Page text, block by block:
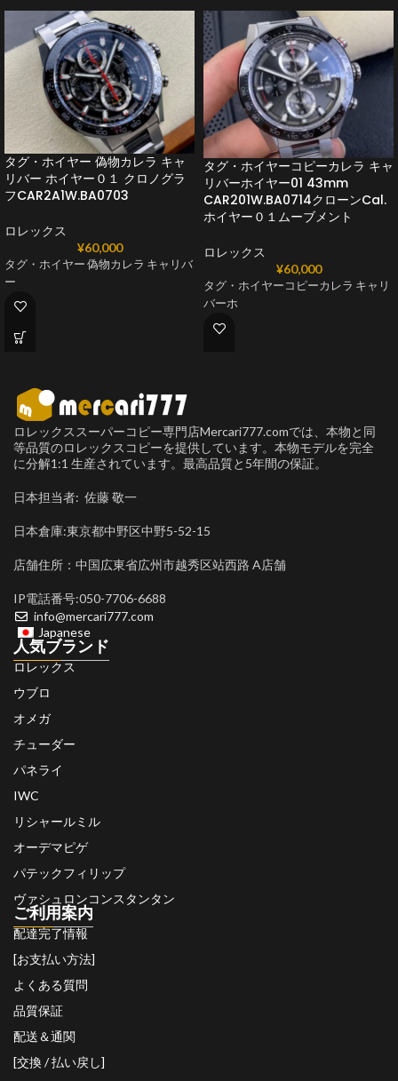
タグ・ホイヤー 偽物カレラ キャ
リバー ホイヤー０１ クロノグラ
フCAR2A1W.BA0703
ロレックス
¥60,000
タグ・ホイヤー 偽物カレラ キャリバ
ー
タグ・ホイヤーコピーカレラ キャ
リバーホイヤー01 43mm
CAR201W.BA0714クローンCal.
ホイヤー０１ムーブメント
ロレックス
¥60,000
タグ・ホイヤーコピーカレラ キャリ
バーホ
ロレックススーパーコピー専門店Mercari777.comでは、本物と同
等品質のロレックスコピーを提供しています。本物モデルを完全
に分解1:1 生産されています。最高品質と5年間の保証。
日本担当者: 佐藤 敬一
日本倉庫:東京都中野区中野5-52-15
店舗住所：中国広東省広州市越秀区站西路 A店舗
IP電話番号:050-7706-6688
info@mercari777.com
Japanese
人気ブランド
ロレックス
ウブロ
オメガ
チューダー
パネライ
IWC
リシャールミル
オーデマピゲ
パテックフィリップ
ヴァシュロンコンスタンタン
ご利用案内
配達完了情報
[お支払い方法]
よくある質問
品質保証
配送＆通関
[交換 / 払い戻し]